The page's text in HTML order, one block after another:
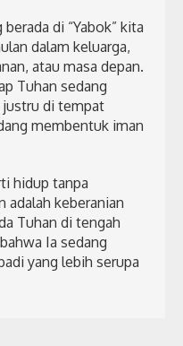
di “Yabok” kita
dalam keluarga,
atau masa depan.
Tuhan sedang
justru di tempat
membentuk iman
hidup tanpa
adalah keberanian
Tuhan di tengah
Ia sedang
yang lebih serupa